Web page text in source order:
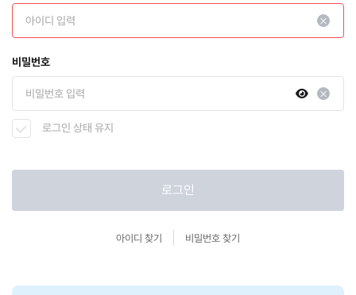
비밀번호
로그인 상태 유지
로그인
아이디 찾기 비밀번호 찾기